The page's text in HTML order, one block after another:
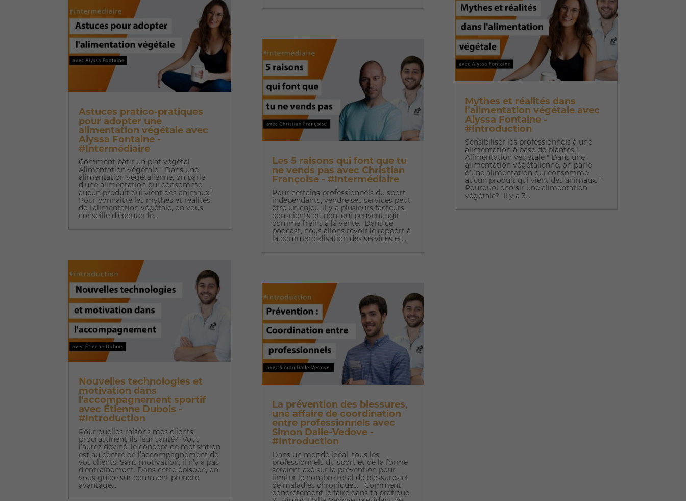
Astuces pratico-pratiques
pour adopter une
alimentation végétale avec
Alyssa Fontaine -
#Intermédiaire
Comment bâtir un plat végétal
Alimentation végétale "Dans une
alimentation végétalienne, on parle
d'une alimentation qui consomme
aucun produit qui vient des animaux."
Pour connaître les mythes et réalités
de l’alimentation végétale, on vous
conseille d’écouter le...
Nouvelles technologies et
motivation dans
l'accompagnement sportif
avec Étienne Dubois -
#Introduction
Pour quelles raisons mes clients
procrastinent-ils leur santé? Vous
l’aurez deviné: le concept de motivation
est au centre de l’accompagnement de
vos clients. Sans motivation, il n’y a pas
d’entraînement. Dans cette épisode, on
vous guide sur comment prendre
avantage...
Les 5 raisons qui font que tu
ne vends pas avec Christian
Françoise - #Intermédiaire
Pour certains professionnels du sport
indépendants, vendre ses services peut
être un enjeu. Il y a plusieurs facteurs,
conscients ou non, qui peuvent agir
comme freins à la vente. Dans ce
podcast, nous allons revoir le rapport à
la commercialisation des services et...
La prévention des blessures,
une affaire de coordination
entre professionnels avec
Simon Dalle-Vedove -
#Introduction
Dans un monde idéal, tous les
professionnels du sport et de la forme
seraient axé sur la prévention pour
limiter le nombre total de blessures et
de maladies chroniques. Comment
concrètement le faire dans ta pratique
Mythes et réalités dans
l’alimentation végétale avec
Alyssa Fontaine -
#Introduction
Sensibiliser les professionnels à une
alimentation à base de plantes !
Alimentation végétale " Dans une
alimentation végétalienne, on parle
d’une alimentation qui consomme
aucun produit qui vient des animaux. "
Pourquoi choisir une alimentation
végétale? Il y a 3...